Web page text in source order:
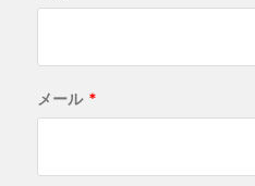
メール *